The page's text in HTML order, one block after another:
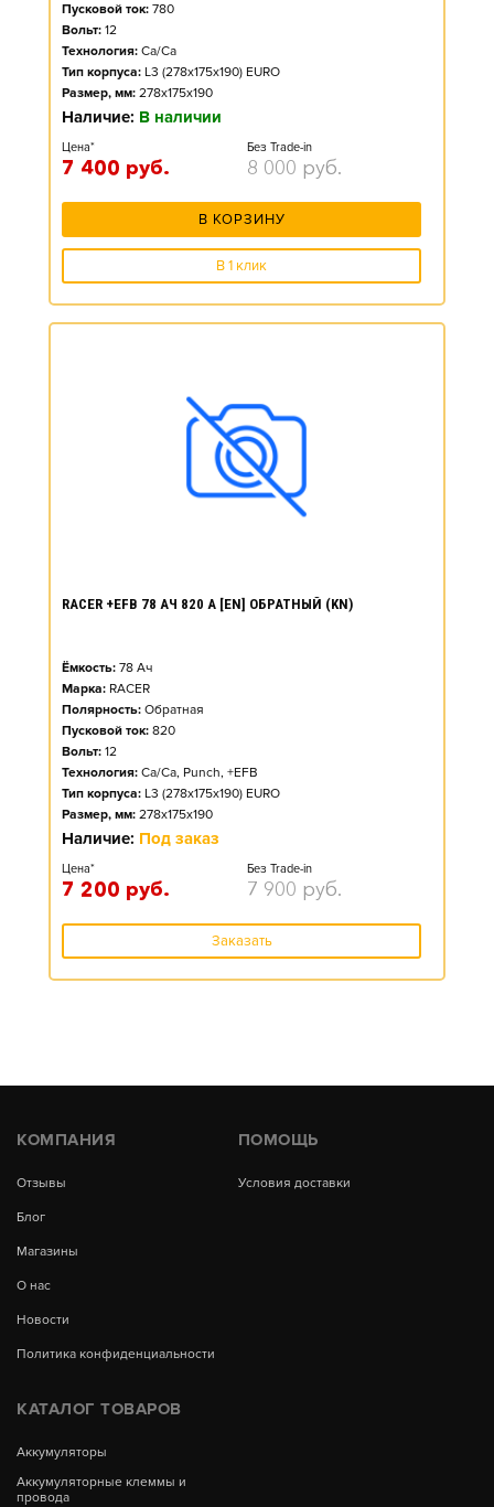
Пусковой ток: 780
Вольт: 12
Технология: Ca/Ca
Тип корпуса: L3 (278x175x190) EURO
Размер, мм: 278x175x190
Наличие: В наличии
Цена*
7 400 руб.
Без Trade-in
8 000 руб.
В КОРЗИНУ
В 1 клик
RACER +EFB 78 АЧ 820 А [EN] ОБРАТНЫЙ (KN)
Ёмкость: 78 Ач
Марка: RACER
Полярность: Обратная
Пусковой ток: 820
Вольт: 12
Технология: Ca/Ca, Punch, +EFB
Тип корпуса: L3 (278x175x190) EURO
Размер, мм: 278x175x190
Наличие: Под заказ
Цена*
7 200 руб.
Без Trade-in
7 900 руб.
Заказать
КОМПАНИЯ
Отзывы
Блог
Магазины
О нас
Новости
Политика конфиденциальности
ПОМОЩЬ
Условия доставки
КАТАЛОГ ТОВАРОВ
Аккумуляторы
Аккумуляторные клеммы и
провода